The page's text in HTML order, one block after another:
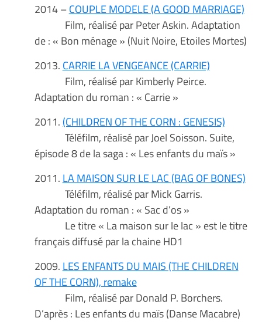
2014 –COUPLE MODELE (A GOOD MARRIAGE)
Film, réalisé par Peter Askin. Adaptation
de : « Bon ménage » (Nuit Noire, Etoiles Mortes)
2013. CARRIE LA VENGEANCE (CARRIE)
Film, réalisé par Kimberly Peirce.
Adaptation du roman : « Carrie »
2011. (CHILDREN OF THE CORN : GENESIS)
Téléfilm, réalisé par Joel Soisson. Suite,
épisode 8 de la saga : « Les enfants du maïs »
2011. LA MAISON SUR LE LAC (BAG OF BONES)
Téléfilm, réalisé par Mick Garris.
Adaptation du roman : « Sac d’os »
Le titre « La maison sur le lac » est le titre
français diffusé par la chaine HD1
2009. LES ENFANTS DU MAIS (THE CHILDREN
OF THE CORN), remake
Film, réalisé par Donald P. Borchers.
D’après : Les enfants du maïs (Danse Macabre)